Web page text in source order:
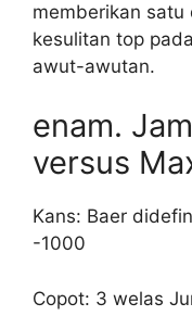
memberikan
kesulitan top
awut-awutan.
enam.
versus
Kans: Baer
-1000
Copot: 3 welas